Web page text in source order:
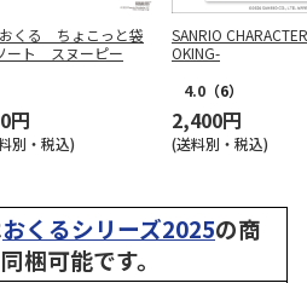
くる ちょこっと袋
ート スヌーピー
円
別・税込)
SANRIO
OKING-
4.0 （6）
2,400円
(送料別・税込)
おくるシリーズ2025の商
梱可能です。